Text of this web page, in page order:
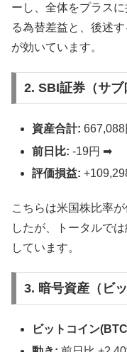
ーし、全体をプラス
る為替差益と、後述
が効いています。
2. SBI証券（サブ
資産合計: 667,088
前日比: -19円 ➡︎
評価損益:
こちらは米国株比率
したが、トータルで
しています。
3. 暗号資産（ビ
ビットコイン